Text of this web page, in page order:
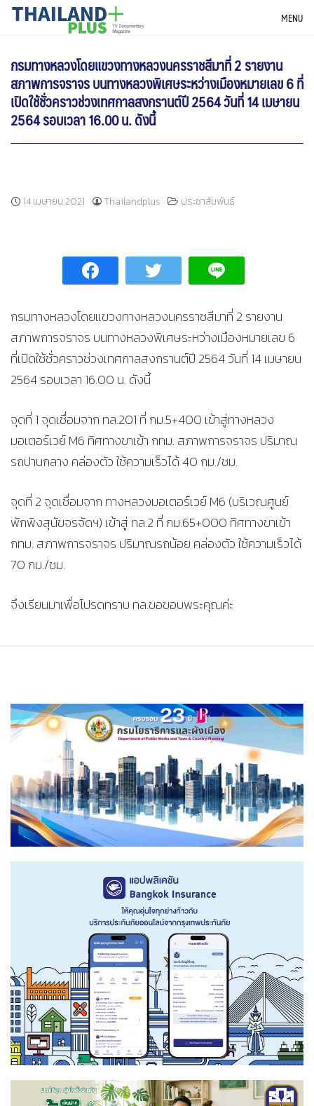
SkipTHAILANDPLUS NEWS MENU
กรมทางหลวงโดยแขวงทางหลวงนครราชสีมาที่ 2 รายงาน
สภาพการจราจร บนทางหลวงพิเศษระหว่างเมืองหมายเลข 6 ที่
เปิดใช้ชั่วคราวช่วงเทศกาลสงกรานต์ปี 2564 วันที่ 14 เมษายน
2564 รอบเวลา 16.00 น. ดังนี้
14 เมษายน 2021 Thailandplus ประชาสัมพันธ์
กรมทางหลวงโดยแขวงทางหลวงนครราชสีมาที่ 2 รายงาน
สภาพการจราจร บนทางหลวงพิเศษระหว่างเมืองหมายเลข 6
ที่เปิดใช้ชั่วคราวช่วงเทศกาลสงกรานต์ปี 2564 วันที่ 14 เมษายน
2564 รอบเวลา 16.00 น. ดังนี้
จุดที่ 1 จุดเชื่อมจาก ทล.201 ที่ กม.5+400 เข้าสู่ทางหลวง
มอเตอร์เวย์ M6 ทิศทางขาเข้า กทม. สภาพการจราจร ปริมาณ
รถปานกลาง คล่องตัว ใช้ความเร็วได้ 40 กม./ชม.
จุดที่ 2 จุดเชื่อมจาก ทางหลวงมอเตอร์เวย์ M6 (บริเวณศูนย์
พักพิงสุนัขจรจัดฯ) เข้าสู่ ทล.2 ที่ กม.65+000 ทิศทางขาเข้า
กทม. สภาพการจราจร ปริมาณรถน้อย คล่องตัว ใช้ความเร็วได้
70 กม./ชม.
จึงเรียนมาเพื่อโปรดทราบ ทล.ขอขอบพระคุณค่ะ